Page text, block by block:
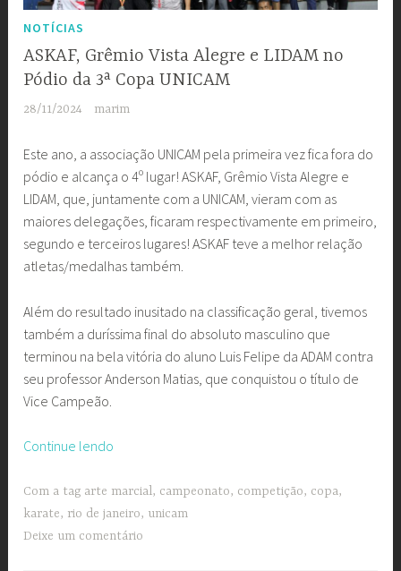
NOTÍCIAS
ASKAF, Grêmio Vista Alegre e LIDAM no
Pódio da 3ª Copa UNICAM
28/11/2024 marim
Este ano, a associação UNICAM pela primeira vez fica fora do
pódio e alcança o 4º lugar! ASKAF, Grêmio Vista Alegre e
LIDAM, que, juntamente com a UNICAM, vieram com as
maiores delegações, ficaram respectivamente em primeiro,
segundo e terceiros lugares! ASKAF teve a melhor relação
atletas/medalhas também.
Além do resultado inusitado na classificação geral, tivemos
também a duríssima final do absoluto masculino que
terminou na bela vitória do aluno Luis Felipe da ADAM contra
seu professor Anderson Matias, que conquistou o título de
Vice Campeão.
Continue lendo
Vista
Alegre
e
Com a tag arte marcial, campeonato, competição, copa,
karate, rio de janeiro, unicam
Deixe um comentário